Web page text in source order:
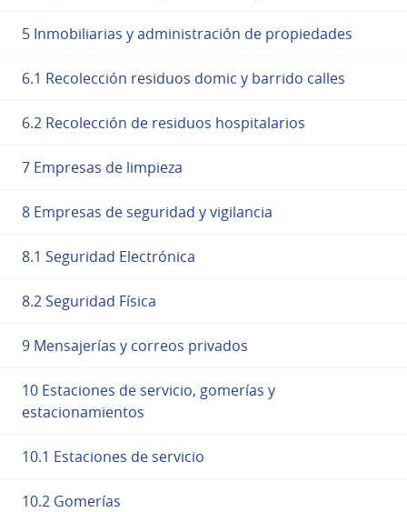
5 Inmobiliarias y administración de propiedades
6.1 Recolección residuos domic y barrido calles
6.2 Recolección de residuos hospitalarios
7 Empresas de limpieza
8 Empresas de seguridad y vigilancia
8.1 Seguridad Electrónica
8.2 Seguridad Física
9 Mensajerías y correos privados
10 Estaciones de servicio, gomerías y
estacionamientos
10.1 Estaciones de servicio
10.2 Gomerías